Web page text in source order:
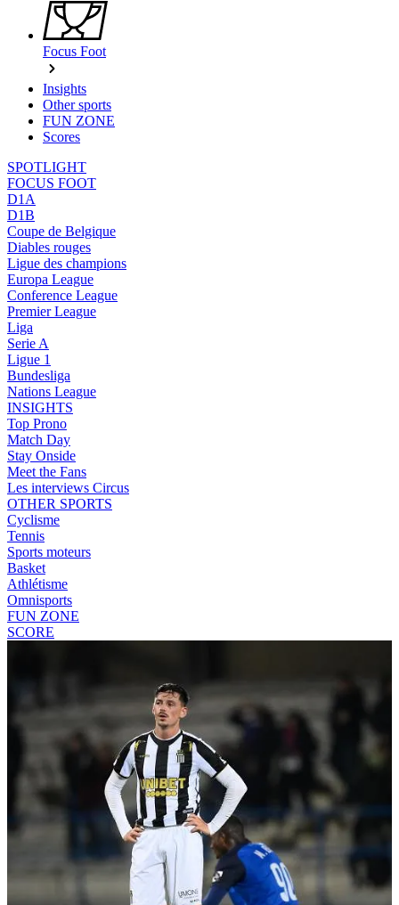
Focus Foot
Insights
Other sports
FUN ZONE
Scores
SPOTLIGHT
FOCUS FOOT
D1A
D1B
Coupe de Belgique
Diables rouges
Ligue des champions
Europa League
Conference League
Premier League
Liga
Serie A
Ligue 1
Bundesliga
Nations League
INSIGHTS
Top Prono
Match Day
Stay Onside
Meet the Fans
Les interviews Circus
OTHER SPORTS
Cyclisme
Tennis
Sports moteurs
Basket
Athlétisme
Omnisports
FUN ZONE
SCORE